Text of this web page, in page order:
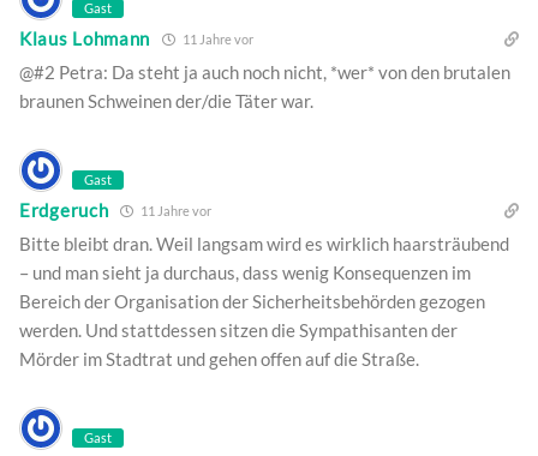
Gast
Klaus Lohmann 11 Jahre vor
@#2 Petra: Da steht ja auch noch nicht, *wer* von den brutalen
braunen Schweinen der/die Täter war.
Gast
Erdgeruch 11 Jahre vor
Bitte bleibt dran. Weil langsam wird es wirklich haarsträubend
– und man sieht ja durchaus, dass wenig Konsequenzen im
Bereich der Organisation der Sicherheitsbehörden gezogen
werden. Und stattdessen sitzen die Sympathisanten der
Mörder im Stadtrat und gehen offen auf die Straße.
Gast